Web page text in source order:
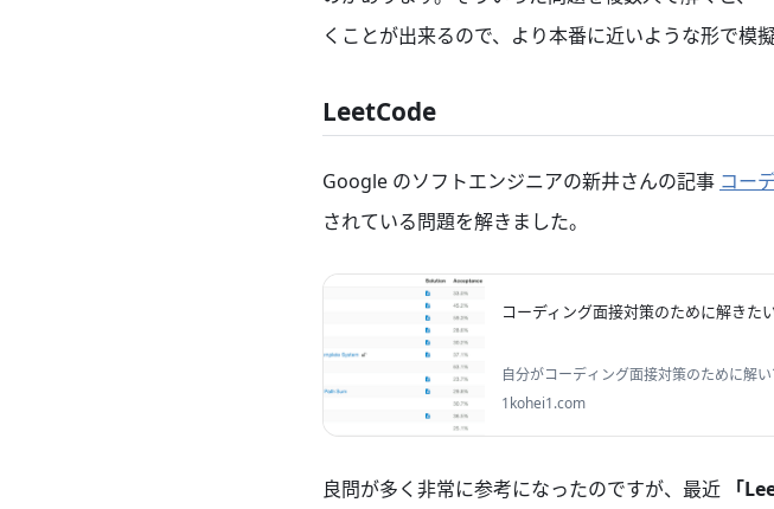
くことが出来るので、より本番に近いような形で模
LeetCode
Google のソフトエンジニアの新井さんの記事 コー
されている問題を解きました。
コーディング面接対策のために解きた
自分がコーディング面接対策のために解
るコンセプトは LinkedList Stack Heap,
1kohei1.com
良問が多く非常に参考になったのですが、最近 「